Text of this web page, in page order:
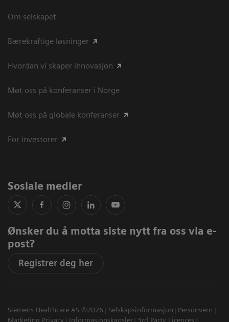
Om selskapet
Bærekraftige løsninger
Hvordan vi skaper innovasjon
Møt oss på konferanser i Norge
Møt oss på globale konferanser
For investorer
Sosiale medier
Ønsker du å motta siste nytt fra oss via e-
post?
Registrer deg her
Siemens Healthcare AS ©2026 Selskapsinformasjon
Personvern
Marketing Privacy
Informasjonskapsler
3rd Party Licences